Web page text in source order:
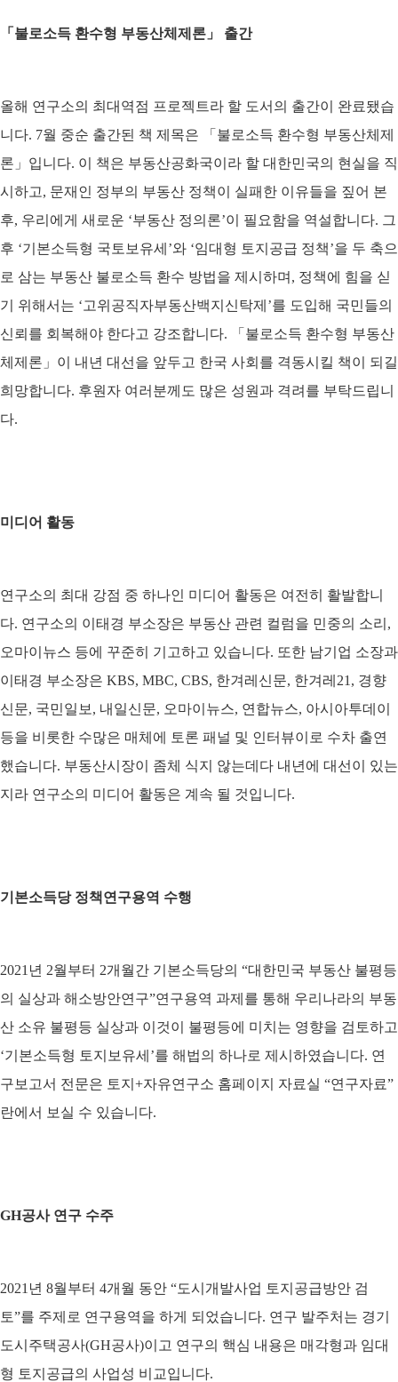
「불로소득 환수형 부동산체제론」 출간
올해 연구소의 최대역점 프로젝트라 할 도서의 출간이 완료됐습
니다. 7월 중순 출간된 책 제목은 「불로소득 환수형 부동산체제
론」입니다. 이 책은 부동산공화국이라 할 대한민국의 현실을 직
시하고, 문재인 정부의 부동산 정책이 실패한 이유들을 짚어 본
후, 우리에게 새로운 ‘부동산 정의론’이 필요함을 역설합니다. 그
후 ‘기본소득형 국토보유세’와 ‘임대형 토지공급 정책’을 두 축으
로 삼는 부동산 불로소득 환수 방법을 제시하며, 정책에 힘을 싣
기 위해서는 ‘고위공직자부동산백지신탁제’를 도입해 국민들의
신뢰를 회복해야 한다고 강조합니다. 「불로소득 환수형 부동산
체제론」이 내년 대선을 앞두고 한국 사회를 격동시킬 책이 되길
희망합니다. 후원자 여러분께도 많은 성원과 격려를 부탁드립니
다.
미디어 활동
연구소의 최대 강점 중 하나인 미디어 활동은 여전히 활발합니
다. 연구소의 이태경 부소장은 부동산 관련 컬럼을 민중의 소리,
오마이뉴스 등에 꾸준히 기고하고 있습니다. 또한 남기업 소장과
이태경 부소장은 KBS, MBC, CBS, 한겨레신문, 한겨레21, 경향
신문, 국민일보, 내일신문, 오마이뉴스, 연합뉴스, 아시아투데이
등을 비롯한 수많은 매체에 토론 패널 및 인터뷰이로 수차 출연
했습니다. 부동산시장이 좀체 식지 않는데다 내년에 대선이 있는
지라 연구소의 미디어 활동은 계속 될 것입니다.
기본소득당 정책연구용역 수행
2021년 2월부터 2개월간 기본소득당의 “대한민국 부동산 불평등
의 실상과 해소방안연구”연구용역 과제를 통해 우리나라의 부동
산 소유 불평등 실상과 이것이 불평등에 미치는 영향을 검토하고
‘기본소득형 토지보유세’를 해법의 하나로 제시하였습니다. 연
구보고서 전문은 토지+자유연구소 홈페이지 자료실 “연구자료”
란에서 보실 수 있습니다.
GH공사 연구 수주
2021년 8월부터 4개월 동안 “도시개발사업 토지공급방안 검
토”를 주제로 연구용역을 하게 되었습니다. 연구 발주처는 경기
도시주택공사(GH공사)이고 연구의 핵심 내용은 매각형과 임대
형 토지공급의 사업성 비교입니다.